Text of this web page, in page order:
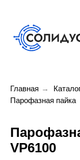
Главная →
Парофазная пайка
VP6100